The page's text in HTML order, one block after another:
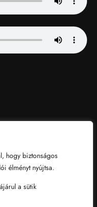
hogy biztonságos
élményt nyújtsa.
a sütik